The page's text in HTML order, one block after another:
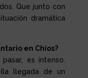
Que junto con
dramática
en Chíos?
es intenso.
(la llegada de un